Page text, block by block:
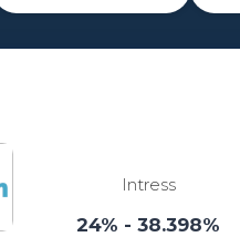
Intress
24% - 38.398%